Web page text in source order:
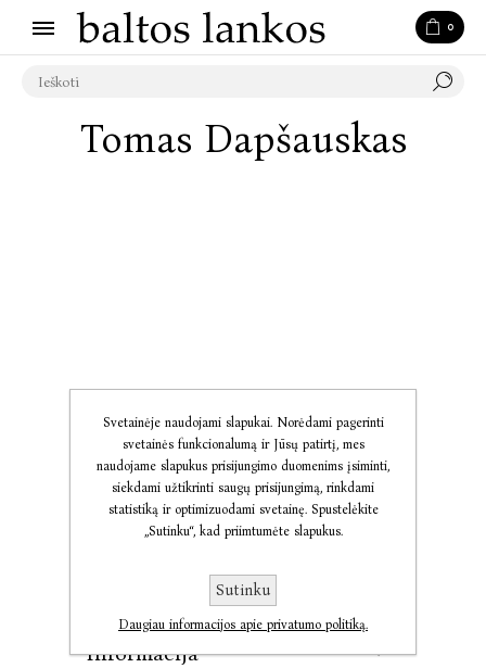
0
Tomas Dapšauskas
Informacija
Svetainėje naudojami slapukai. Norėdami pagerinti
svetainės funkcionalumą ir Jūsų patirtį, mes
naudojame slapukus prisijungimo duomenims įsiminti,
siekdami užtikrinti saugų prisijungimą, rinkdami
statistiką ir optimizuodami svetainę. Spustelėkite
„Sutinku“, kad priimtumėte slapukus.
Sutinku
Daugiau informacijos apie privatumo politiką.